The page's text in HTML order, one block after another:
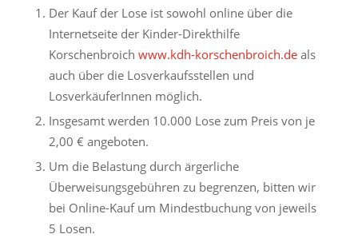
Der Kauf der Lose ist sowohl online über die
Internetseite der Kinder-Direkthilfe
Korschenbroich www.kdh-korschenbroich.deals
auch über die Losverkaufsstellen und
LosverkäuferInnen möglich.
Insgesamt werden 10.000 Lose zum Preis von je
2,00 € angeboten.
Um die Belastung durch ärgerliche
Überweisungsgebühren zu begrenzen, bitten wir
bei Online-Kauf um Mindestbuchung von jeweils
5 Losen.